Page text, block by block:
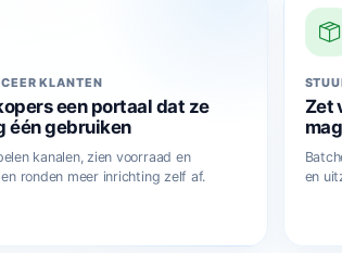
KLANTEN
een portaal dat ze
één gebruiken
kanalen, zien voorraad en
ronden meer inrichting zelf af.
Zet
en